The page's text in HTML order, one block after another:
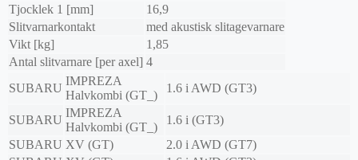
Tjocklek 1 [mm]
16,9
Slitvarnarkontakt
med akustisk slitagevarnare
Vikt [kg]
1,85
Antal slitvarnare [per axel] 4
SUBARU
IMPREZA
Halvkombi (GT_)
1.6 i AWD (GT3)
SUBARU
IMPREZA
Halvkombi (GT_)
1.6 i (GT3)
SUBARU XV (GT)
2.0 i AWD (GT7)